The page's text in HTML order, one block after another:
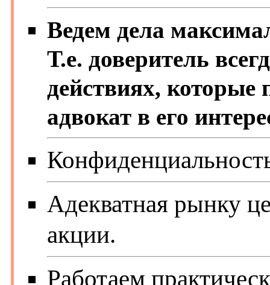
Ведем дела
Т.е. доверитель
действиях,
адвокат в его
Адекватная рынку
акции.
Работаем